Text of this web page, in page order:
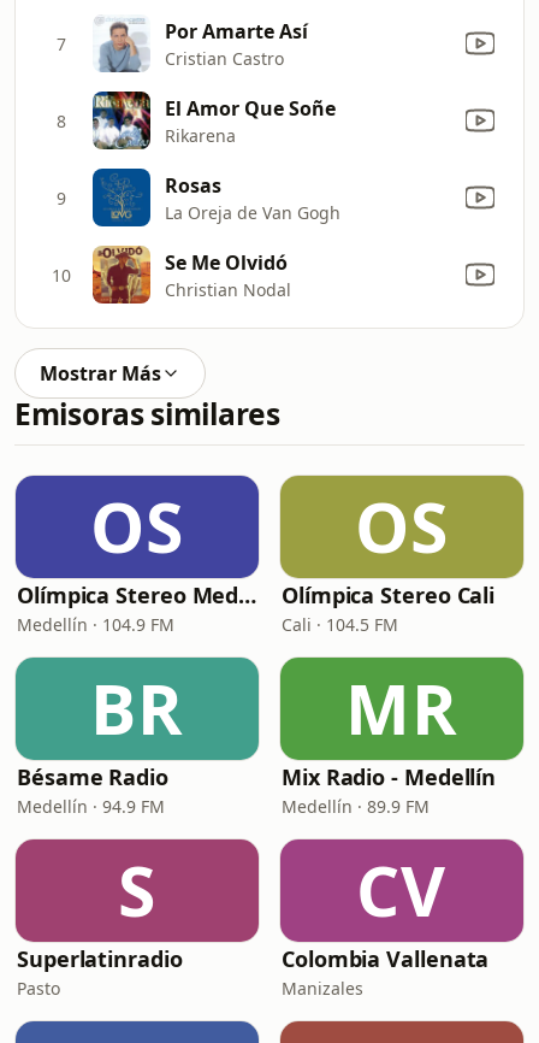
7 Por Amarte Así
Cristian Castro
8 El Amor Que Soñe
Rikarena
9 Rosas
La Oreja de Van Gogh
10 Se Me Olvidó
Christian Nodal
Mostrar Más
Emisoras similares
OS
Olímpica Stereo Medellín
Medellín · 104.9 FM
OS
Olímpica Stereo Cali
Cali · 104.5 FM
BR
Bésame Radio
Medellín · 94.9 FM
MR
Mix Radio - Medellín
Medellín · 89.9 FM
S
Superlatinradio
Pasto
CV
Colombia Vallenata
Manizales